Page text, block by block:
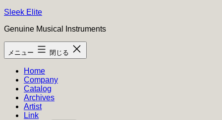
コ
テ
ン
ツ
Sleek Elite
Genuine Musical Instruments
メニュー 閉じる
Home
Company
Catalog
Archives
Artist
Link